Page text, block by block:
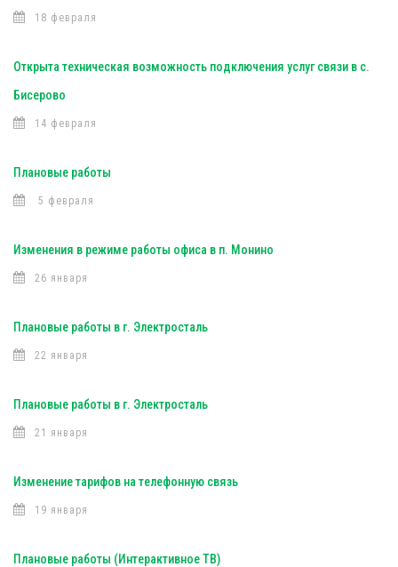
18 февраля
Открыта техническая возможность подключения услуг связи в с.
Бисерово
14 февраля
Плановые работы
5 февраля
Изменения в режиме работы офиса в п. Монино
26 января
Плановые работы в г. Электросталь
22 января
Плановые работы в г. Электросталь
21 января
Изменение тарифов на телефонную связь
19 января
Плановые работы (Интерактивное ТВ)